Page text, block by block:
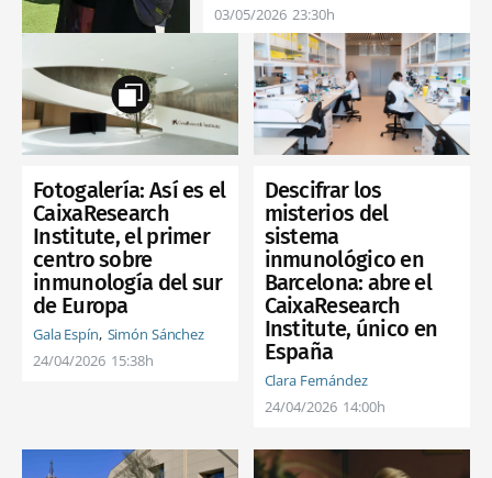
03/05/2026 23:30h
Fotogalería: Así es el
CaixaResearch
Institute, el primer
centro sobre
inmunología del sur
de Europa
Gala Espín Simón Sánchez
24/04/2026 15:38h
Descifrar los
misterios del
sistema
inmunológico en
Barcelona: abre el
CaixaResearch
Institute, único en
España
Clara Fernández
24/04/2026 14:00h